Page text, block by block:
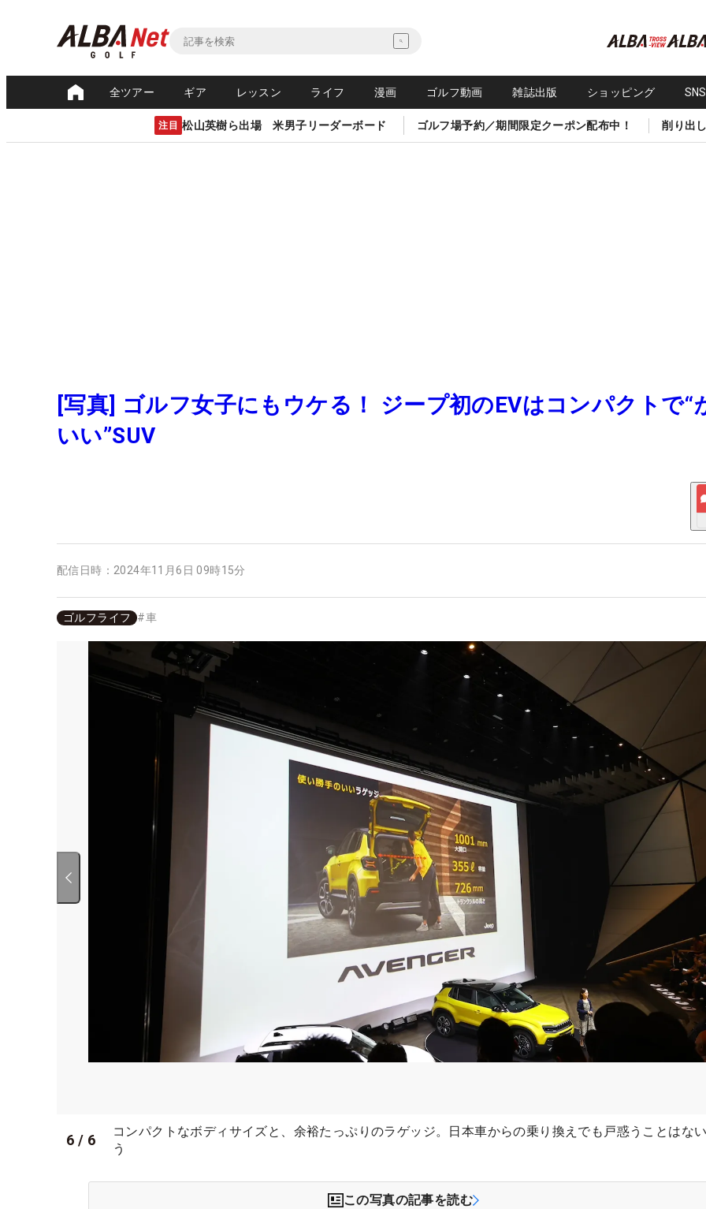
全ツアー ギア レッスン ライフ 漫画 ゴルフ動画 雑誌出版 ショッピング
注目 松山英樹ら出場 米男子リーダーボード ゴルフ場予約／期間限定クーポン配布中！ 削り出
[写真] ゴルフ女子にもウケる！ ジープ初のEVはコンパクトで“
いい”SUV
配信日時： 2024年11月6日 09時15分
ゴルフライフ #車
6 / 6
コンパクトなボディサイズと、余裕たっぷりのラゲッジ。日本車からの乗り換えでも戸惑うことはな
う
この写真の記事を読む